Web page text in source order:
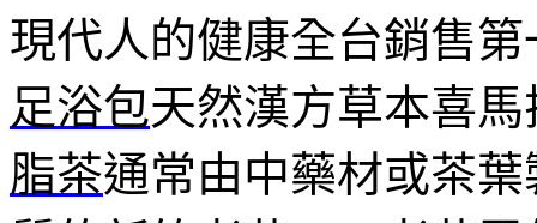
現代人的健康全台銷售
足浴包天然漢方草本喜
脂茶通常由中藥材或茶